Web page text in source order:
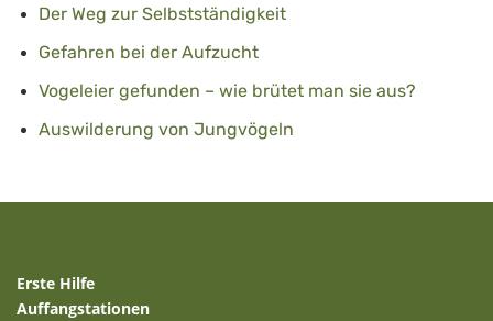
Der Weg zur Selbstständigkeit
Gefahren bei der Aufzucht
Vogeleier gefunden – wie brütet man sie aus?
Auswilderung von Jungvögeln
Erste Hilfe
Auffangstationen